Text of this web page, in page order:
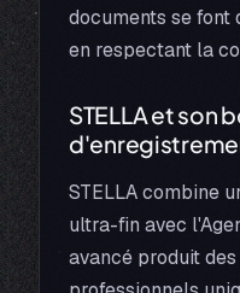
documents se
en respectant la
STELLA et son
STELLA combine
ultra-fin avec
avancé produit